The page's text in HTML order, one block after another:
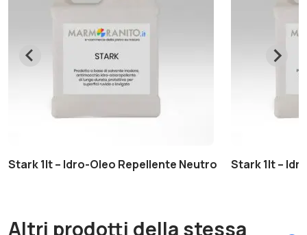
Stark 1lt – Idro-Oleo Repellente Neutro Stark 1lt –
Altri prodotti della stessa